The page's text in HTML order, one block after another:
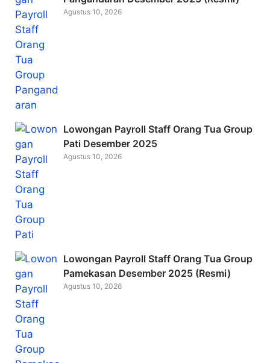
Agustus 10, 2026
Lowongan Payroll Staff Orang Tua Group
Pati Desember 2025
Agustus 10, 2026
Lowongan Payroll Staff Orang Tua Group
Pamekasan Desember 2025 (Resmi)
Agustus 10, 2026